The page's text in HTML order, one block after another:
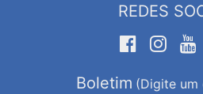
REDES
Boletim (Digite um